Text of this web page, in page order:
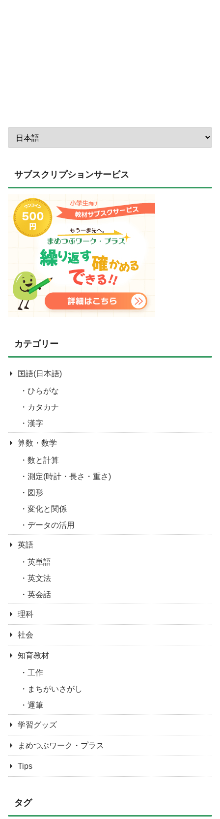
サブスクリプションサービス
カテゴリー
国語(日本語)
ひらがな
カタカナ
漢字
算数・数学
数と計算
測定(時計・長さ・重さ)
図形
変化と関係
データの活用
英語
英単語
英文法
英会話
理科
社会
知育教材
工作
まちがいさがし
運筆
学習グッズ
まめつぶワーク・プラス
Tips
タグ